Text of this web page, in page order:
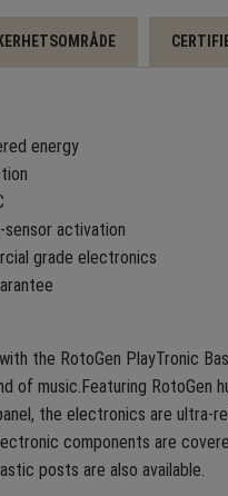
energy
activation
grade electronics
the RotoGen PlayTronic
of music.Featuring RotoGen
the electronics are ultra-
components are
posts are also available.